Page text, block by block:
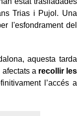
Trias i Pujol. Una
l'esfondrament del
aquesta tarda
a recollir les
l’accés a